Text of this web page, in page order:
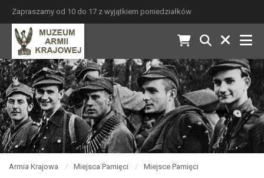
Zapraszamy od 10 do 17 z wyjątkiem poniedziałków
Armia Krajowa Miejsca Pamięci Miejsce Pamięci